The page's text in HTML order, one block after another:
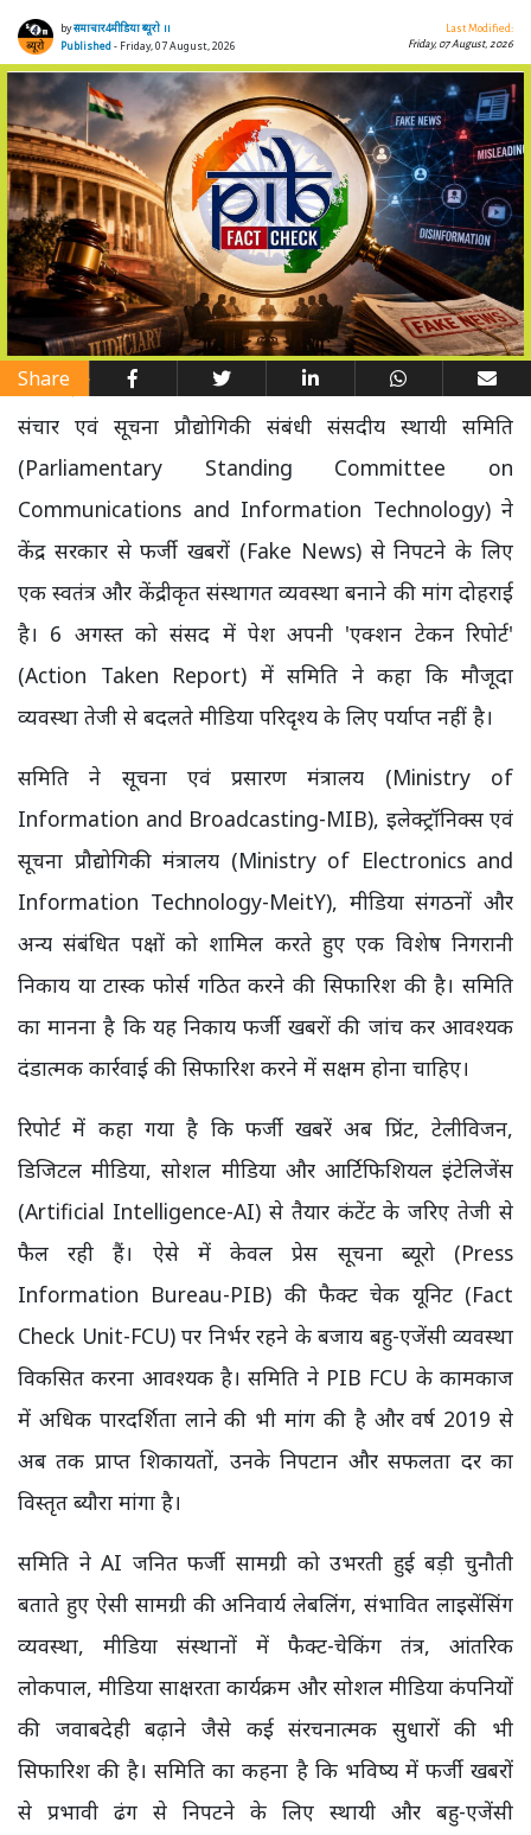
byसमाचार4मीडिया ब्यूरो ।।
Published- Friday, 07 August, 2026
Last Modified:
Friday, 07 August, 2026
Share
संचार एवं सूचना प्रौद्योगिकी संबंधी संसदीय स्थायी समिति
(Parliamentary Standing Committee on
Communications and Information Technology) ने
केंद्र सरकार से फर्जी खबरों (Fake News) से निपटने के लिए
एक स्वतंत्र और केंद्रीकृत संस्थागत व्यवस्था बनाने की मांग दोहराई
है। 6 अगस्त को संसद में पेश अपनी 'एक्शन टेकन रिपोर्ट'
(Action Taken Report) में समिति ने कहा कि मौजूदा
व्यवस्था तेजी से बदलते मीडिया परिदृश्य के लिए पर्याप्त नहीं है।
समिति ने सूचना एवं प्रसारण मंत्रालय (Ministry of
Information and Broadcasting-MIB), इलेक्ट्रॉनिक्स एवं
सूचना प्रौद्योगिकी मंत्रालय (Ministry of Electronics and
Information Technology-MeitY), मीडिया संगठनों और
अन्य संबंधित पक्षों को शामिल करते हुए एक विशेष निगरानी
निकाय या टास्क फोर्स गठित करने की सिफारिश की है। समिति
का मानना है कि यह निकाय फर्जी खबरों की जांच कर आवश्यक
दंडात्मक कार्रवाई की सिफारिश करने में सक्षम होना चाहिए।
रिपोर्ट में कहा गया है कि फर्जी खबरें अब प्रिंट, टेलीविजन,
डिजिटल मीडिया, सोशल मीडिया और आर्टिफिशियल इंटेलिजेंस
(Artificial Intelligence-AI) से तैयार कंटेंट के जरिए तेजी से
फैल रही हैं। ऐसे में केवल प्रेस सूचना ब्यूरो (Press
Information Bureau-PIB) की फैक्ट चेक यूनिट (Fact
Check Unit-FCU) पर निर्भर रहने के बजाय बहु-एजेंसी व्यवस्था
विकसित करना आवश्यक है। समिति ने PIB FCU के कामकाज
में अधिक पारदर्शिता लाने की भी मांग की है और वर्ष 2019 से
अब तक प्राप्त शिकायतों, उनके निपटान और सफलता दर का
विस्तृत ब्यौरा मांगा है।
समिति ने AI जनित फर्जी सामग्री को उभरती हुई बड़ी चुनौती
बताते हुए ऐसी सामग्री की अनिवार्य लेबलिंग, संभावित लाइसेंसिंग
व्यवस्था, मीडिया संस्थानों में फैक्ट-चेकिंग तंत्र, आंतरिक
लोकपाल, मीडिया साक्षरता कार्यक्रम और सोशल मीडिया कंपनियों
की जवाबदेही बढ़ाने जैसे कई संरचनात्मक सुधारों की भी
सिफारिश की है। समिति का कहना है कि भविष्य में फर्जी खबरों
से प्रभावी ढंग से निपटने के लिए स्थायी और बहु-एजेंसी